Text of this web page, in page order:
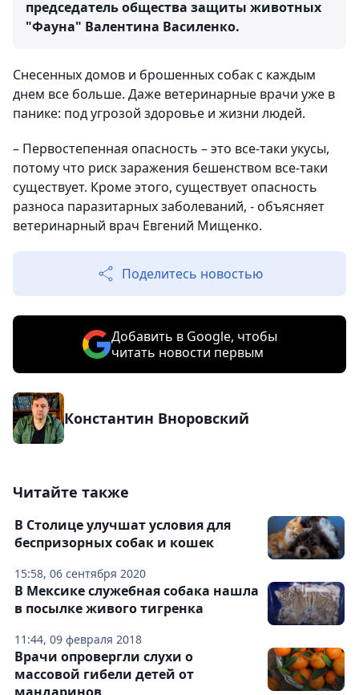
председатель общества защиты животных
"Фауна" Валентина Василенко.
Снесенных домов и брошенных собак с каждым
днем все больше. Даже ветеринарные врачи уже в
панике: под угрозой здоровье и жизни людей.
– Первостепенная опасность – это все-таки укусы,
потому что риск заражения бешенством все-таки
существует. Кроме этого, существует опасность
разноса паразитарных заболеваний, - объясняет
ветеринарный врач Евгений Мищенко.
Поделитесь новостью
Добавить в Google, чтобы
читать новости первым
Константин Вноровский
Читайте также
15:58, 06 сентября 2020
В Столице улучшат условия для
беспризорных собак и кошек
11:44, 09 февраля 2018
В Мексике служебная собака нашла
в посылке живого тигренка
Врачи опровергли слухи о
массовой гибели детей от